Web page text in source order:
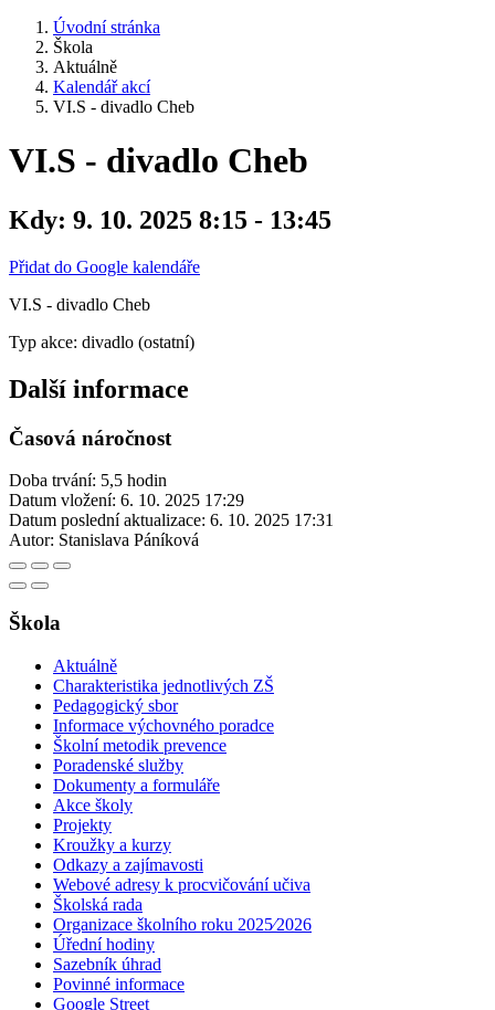
Úvodní stránka
Škola
Aktuálně
Kalendář akcí
VI.S - divadlo Cheb
VI.S - divadlo Cheb
Kdy: 9. 10. 2025 8:15 - 13:45
Přidat do Google kalendáře
VI.S - divadlo Cheb
Typ akce: divadlo (ostatní)
Další informace
Časová náročnost
Doba trvání: 5,5 hodin
Datum vložení: 6. 10. 2025 17:29
Datum poslední aktualizace: 6. 10. 2025 17:31
Autor: Stanislava Páníková
Škola
Aktuálně
Charakteristika jednotlivých ZŠ
Pedagogický sbor
Informace výchovného poradce
Školní metodik prevence
Poradenské služby
Dokumenty a formuláře
Akce školy
Projekty
Kroužky a kurzy
Odkazy a zajímavosti
Webové adresy k procvičování učiva
Školská rada
Organizace školního roku 2025⁄2026
Úřední hodiny
Sazebník úhrad
Povinné informace
Google Street